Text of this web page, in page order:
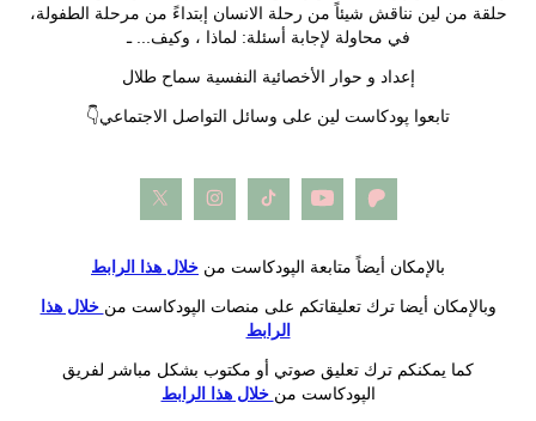
حلقة من لين نناقش شيئاً من رحلة الانسان إبتداءً من مرحلة الطفولة،
في محاولة لإجابة أسئلة: لماذا ، وكيف... ـ
إعداد و حوار الأخصائية النفسية سماح طلال
👇تابعوا پودكاست لين على وسائل التواصل الاجتماعي
بالإمكان أيضاً متابعة الپودكاست من خلال هذا الرابط
وبالإمكان أيضا ترك تعليقاتكم على منصات الپودكاست من خلال هذا
الرابط
كما يمكنكم ترك تعليق صوتي أو مكتوب بشكل مباشر لفريق
الپودكاست من خلال هذا الرابط